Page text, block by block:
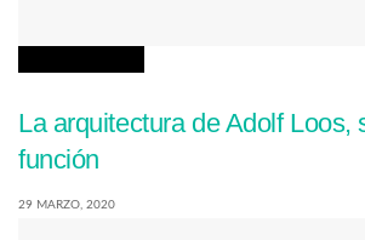
La arquitectura de Adolf Loos,
función
29 MARZO, 2020